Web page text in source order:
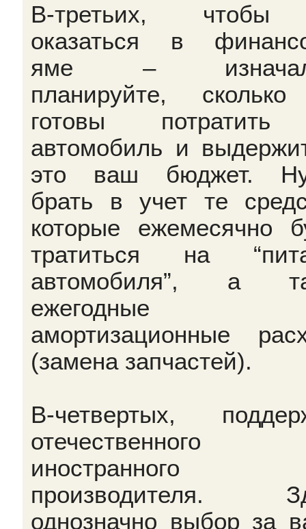
В-третьих,
оказаться в
яме –
планируйте,
готовы
автомобиль и
это ваш бюджет.
брать в учет те
которые ежемесячно
тратиться на
автомобиля”, а
ежегодные
амортизационные
(замена запчастей).
В-четвертых,
отечественного
иностранного
производителя.
однозначно выбор за